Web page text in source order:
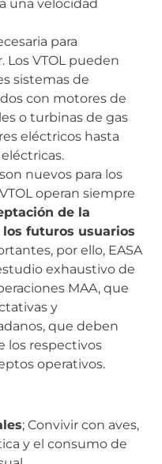
una velocidad
para
Los VTOL pueden
sistemas de
con motores de
o turbinas de gas
eléctricos hasta
nuevos para los
operan siempre
de la
futuros usuarios
por ello, EASA
exhaustivo de
MAA, que
y
que deben
los respectivos
operativos.
; Convivir con aves,
y el consumo de